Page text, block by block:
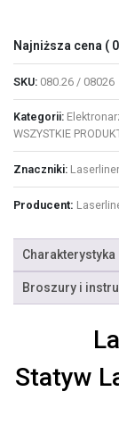
Najniższa cena (
SKU: 080.26 / 08026
Kategorii:
WSZYSTKIE
Znaczniki: Laserliner
Producent:
Charakterystyka
Broszury i
Statyw